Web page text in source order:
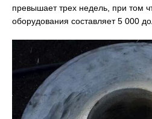
превышает трех недель, при том
оборудования составляет 5 000